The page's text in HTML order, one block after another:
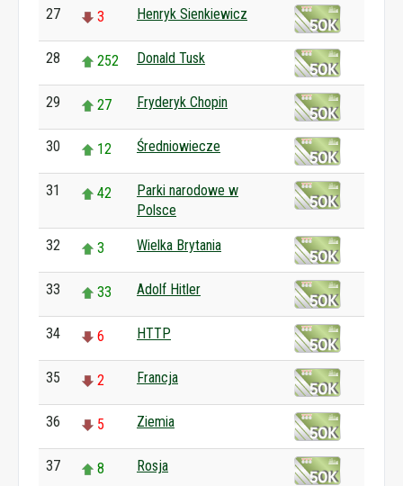
27 3 Henryk Sienkiewicz
28 252 Donald Tusk
29 27 Fryderyk Chopin
30 12 Średniowiecze
31 42
Parki narodowe w
Polsce
32 3 Wielka Brytania
33 33 Adolf Hitler
34 6 HTTP
35 2 Francja
36 5 Ziemia
37 8 Rosja